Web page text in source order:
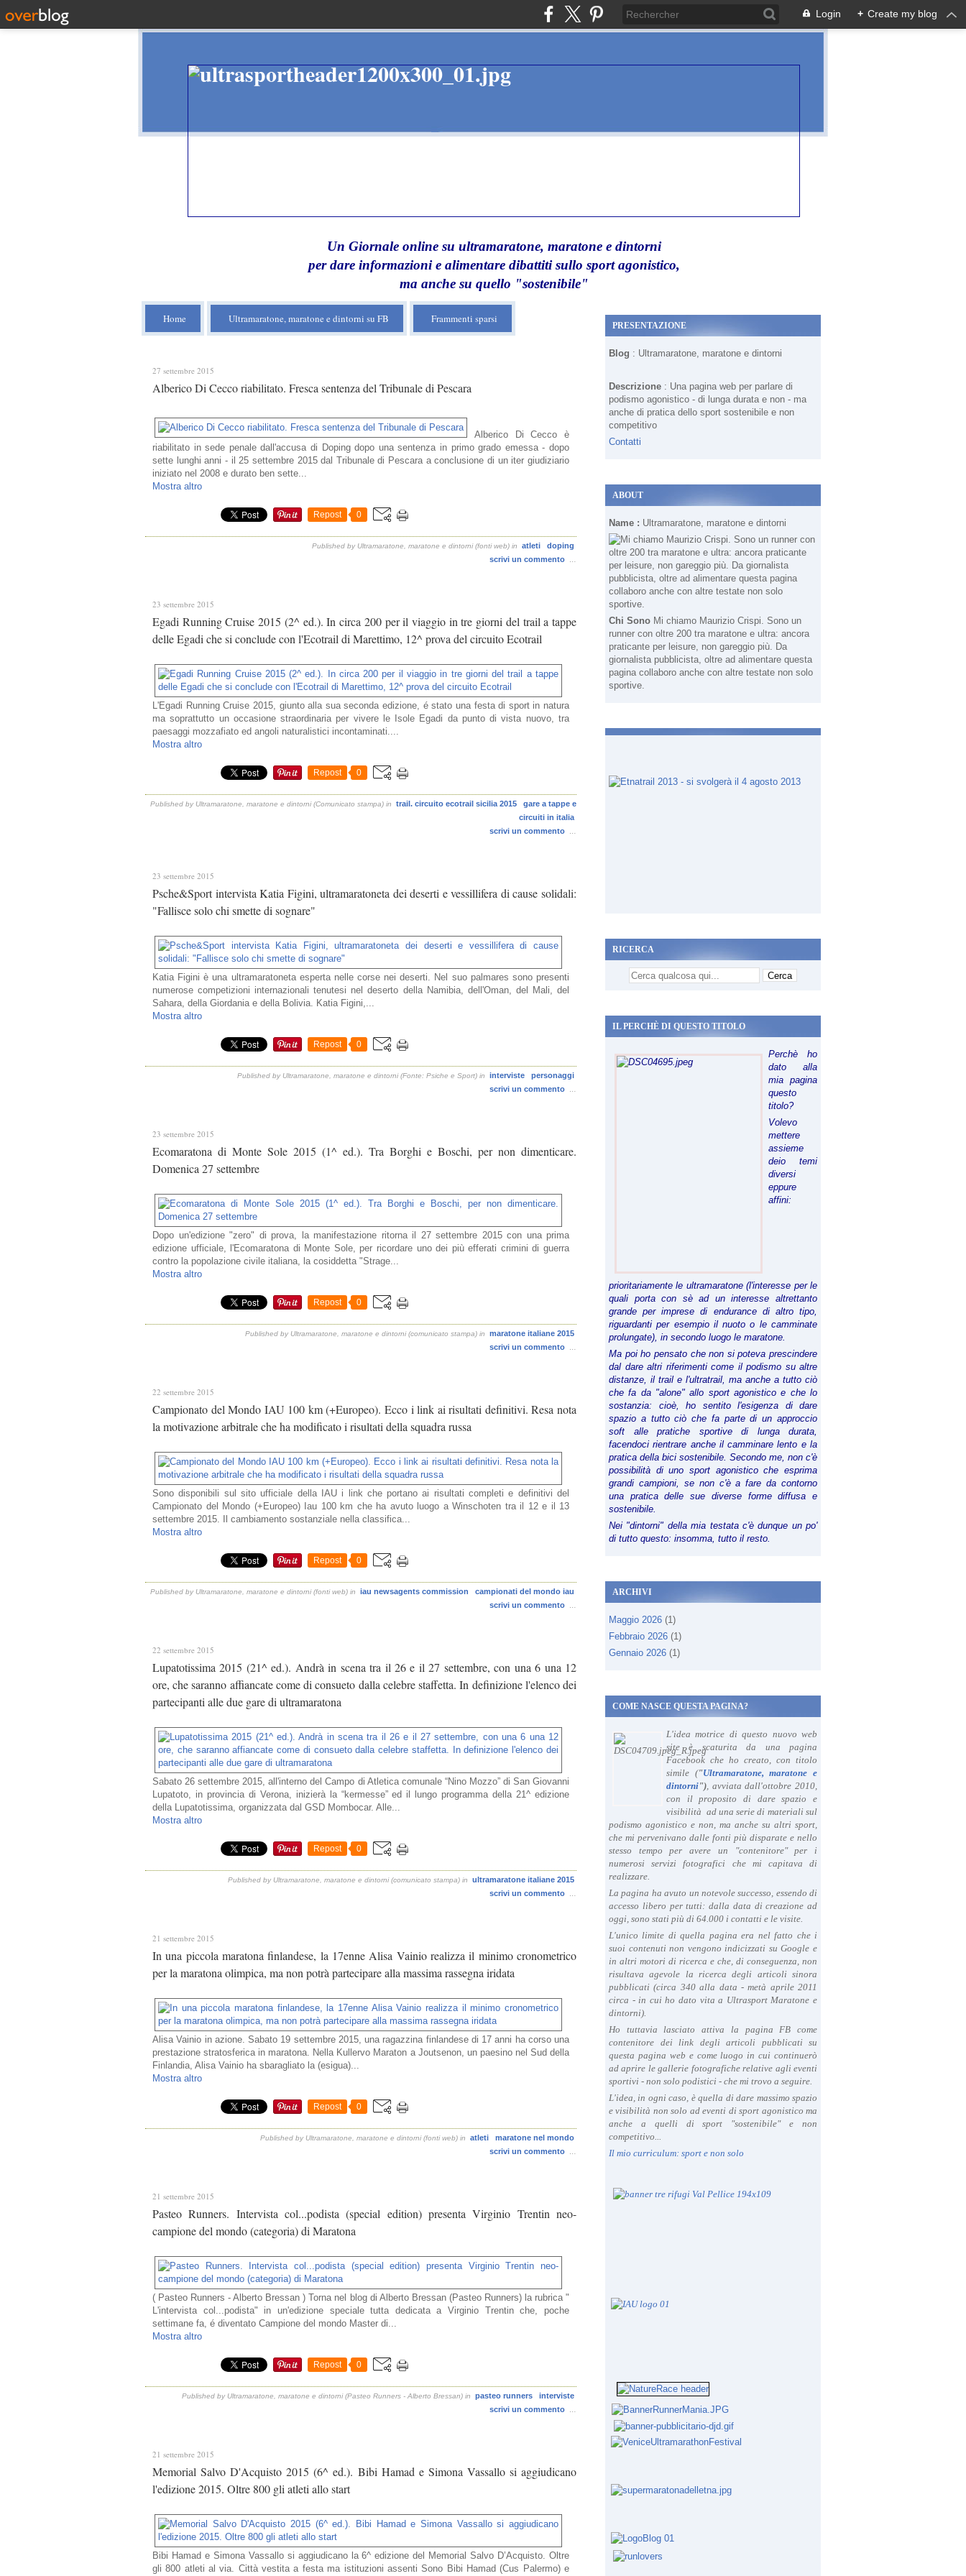
Login + Create my blog
Un Giornale online su ultramaratone, maratone e dintorni
per dare informazioni e alimentare dibattiti sullo sport agonistico,
ma anche su quello "sostenibile"
Home Ultramaratone, maratone e dintorni su FB Frammenti sparsi
27 settembre 2015
Alberico Di Cecco riabilitato. Fresca sentenza del Tribunale di Pescara
Alberico Di Cecco è
riabilitato in sede penale dall'accusa di Doping dopo una sentenza in primo grado emessa - dopo
sette lunghi anni - il 25 settembre 2015 dal Tribunale di Pescara a conclusione di un iter giudiziario
iniziato nel 2008 e durato ben sette...
Mostra altro
Repost 0
Published by Ultramaratone, maratone e dintorni (fonti web) in atleti
doping
scrivi un commento
23 settembre 2015
Egadi Running Cruise 2015 (2^ ed.). In circa 200 per il viaggio in tre giorni del trail a tappe
delle Egadi che si conclude con l'Ecotrail di Marettimo, 12^ prova del circuito Ecotrail
L'Egadi Running Cruise 2015, giunto alla sua seconda edizione, é stato una festa di sport in natura
ma soprattutto un occasione straordinaria per vivere le Isole Egadi da punto di vista nuovo, tra
paesaggi mozzafiato ed angoli naturalistici incontaminati....
Mostra altro
Repost 0
Published by Ultramaratone, maratone e dintorni (Comunicato stampa) in trail. circuito ecotrail sicilia 2015
gare a tappe e
circuiti in italia
scrivi un commento
23 settembre 2015
Psche&Sport intervista Katia Figini, ultramaratoneta dei deserti e vessillifera di cause solidali:
"Fallisce solo chi smette di sognare"
Katia Figini è una ultramaratoneta esperta nelle corse nei deserti. Nel suo palmares sono presenti
numerose competizioni internazionali tenutesi nel deserto della Namibia, dell'Oman, del Mali, del
Sahara, della Giordania e della Bolivia. Katia Figini,...
Mostra altro
Repost 0
Published by Ultramaratone, maratone e dintorni (Fonte: Psiche e Sport) in interviste
personaggi
scrivi un commento
23 settembre 2015
Ecomaratona di Monte Sole 2015 (1^ ed.). Tra Borghi e Boschi, per non dimenticare.
Domenica 27 settembre
Dopo un'edizione "zero" di prova, la manifestazione ritorna il 27 settembre 2015 con una prima
edizione ufficiale, l'Ecomaratona di Monte Sole, per ricordare uno dei più efferati crimini di guerra
contro la popolazione civile italiana, la cosiddetta "Strage...
Mostra altro
Repost 0
Published by Ultramaratone, maratone e dintorni (comunicato stampa) in
maratone italiane 2015
scrivi un commento
22 settembre 2015
Campionato del Mondo IAU 100 km (+Europeo). Ecco i link ai risultati definitivi. Resa nota
la motivazione arbitrale che ha modificato i risultati della squadra russa
Sono disponibili sul sito ufficiale della IAU i link che portano ai risultati completi e definitivi del
Campionato del Mondo (+Europeo) Iau 100 km che ha avuto luogo a Winschoten tra il 12 e il 13
settembre 2015. Il cambiamento sostanziale nella classifica...
Mostra altro
Repost 0
Published by Ultramaratone, maratone e dintorni (fonti web) in iau newsagents commission
campionati del mondo iau
scrivi un commento
22 settembre 2015
Lupatotissima 2015 (21^ ed.). Andrà in scena tra il 26 e il 27 settembre, con una 6 una 12
ore, che saranno affiancate come di consueto dalla celebre staffetta. In definizione l'elenco dei
partecipanti alle due gare di ultramaratona
Sabato 26 settembre 2015, all'interno del Campo di Atletica comunale “Nino Mozzo” di San Giovanni
Lupatoto, in provincia di Verona, inizierà la “kermesse” ed il lungo programma della 21^ edizione
della Lupatotissima, organizzata dal GSD Mombocar. Alle...
Mostra altro
Repost 0
Published by Ultramaratone, maratone e dintorni (comunicato stampa) in
ultramaratone italiane 2015
scrivi un commento
21 settembre 2015
In una piccola maratona finlandese, la 17enne Alisa Vainio realizza il minimo cronometrico
per la maratona olimpica, ma non potrà partecipare alla massima rassegna iridata
Alisa Vainio in azione. Sabato 19 settembre 2015, una ragazzina finlandese di 17 anni ha corso una
prestazione stratosferica in maratona. Nella Kullervo Maraton a Joutsenon, un paesino nel Sud della
Finlandia, Alisa Vainio ha sbaragliato la (esigua)...
Mostra altro
Repost 0
Published by Ultramaratone, maratone e dintorni (fonti web) in atleti
maratone nel mondo
scrivi un commento
21 settembre 2015
Pasteo Runners. Intervista col...podista (special edition) presenta Virginio Trentin neo-
campione del mondo (categoria) di Maratona
( Pasteo Runners - Alberto Bressan ) Torna nel blog di Alberto Bressan (Pasteo Runners) la rubrica "
L'intervista col...podista" in un'edizione speciale tutta dedicata a Virginio Trentin che, poche
settimane fa, é diventato Campione del mondo Master di...
Mostra altro
Repost 0
Published by Ultramaratone, maratone e dintorni (Pasteo Runners - Alberto Bressan) in pasteo runners
interviste
scrivi un commento
21 settembre 2015
Memorial Salvo D'Acquisto 2015 (6^ ed.). Bibi Hamad e Simona Vassallo si aggiudicano
l'edizione 2015. Oltre 800 gli atleti allo start
Bibi Hamad e Simona Vassallo si aggiudicano la 6^ edizione del Memorial Salvo D’Acquisto. Oltre
gli 800 atleti al via. Città vestita a festa ma istituzioni assenti Sono Bibi Hamad (Cus Palermo) e
PRESENTAZIONE
Blog : Ultramaratone, maratone e dintorni
Descrizione : Una pagina web per parlare di
podismo agonistico - di lunga durata e non - ma
anche di pratica dello sport sostenibile e non
competitivo
Contatti
ABOUT
Name : Ultramaratone, maratone e dintorni
Chi Sono Mi chiamo Maurizio Crispi. Sono un
runner con oltre 200 tra maratone e ultra: ancora
praticante per leisure, non gareggio più. Da
giornalista pubblicista, oltre ad alimentare questa
pagina collaboro anche con altre testate non solo
sportive.
RICERCA
IL PERCHÈ DI QUESTO TITOLO
Perchè ho
dato alla
mia pagina
questo
titolo?
Volevo
mettere
assieme
deio temi
diversi
eppure
affini:
prioritariamente le ultramaratone (l'interesse per le
quali porta con sè ad un interesse altrettanto
grande per imprese di endurance di altro tipo,
riguardanti per esempio il nuoto o le camminate
prolungate), in secondo luogo le maratone.
Ma poi ho pensato che non si poteva prescindere
dal dare altri riferimenti come il podismo su altre
distanze, il trail e l'ultratrail, ma anche a tutto ciò
che fa da "alone" allo sport agonistico e che lo
sostanzia: cioè, ho sentito l'esigenza di dare
spazio a tutto ciò che fa parte di un approccio
soft alle pratiche sportive di lunga durata,
facendoci rientrare anche il camminare lento e la
pratica della bici sostenibile. Secondo me, non c'è
possibilità di uno sport agonistico che esprima
grandi campioni, se non c'è a fare da contorno
una pratica delle sue diverse forme diffusa e
sostenibile.
Nei "dintorni" della mia testata c'è dunque un po'
di tutto questo: insomma, tutto il resto.
ARCHIVI
Maggio 2026 (1)
Febbraio 2026 (1)
Gennaio 2026 (1)
COME NASCE QUESTA PAGINA?
L'idea motrice di questo nuovo web
site è scaturita da una pagina
Facebook che ho creato, con titolo
simile ("Ultramaratone, maratone e
dintorni"), avviata dall'ottobre 2010,
con il proposito di dare spazio e
visibilità ad una serie di materiali sul
podismo agonistico e non, ma anche su altri sport,
che mi pervenivano dalle fonti più disparate e nello
stesso tempo per avere un "contenitore" per i
numerosi servizi fotografici che mi capitava di
realizzare.
La pagina ha avuto un notevole successo, essendo di
accesso libero per tutti: dalla data di creazione ad
oggi, sono stati più di 64.000 i contatti e le visite.
L'unico limite di quella pagina era nel fatto che i
suoi contenuti non vengono indicizzati su Google e
in altri motori di ricerca e che, di conseguenza, non
risultava agevole la ricerca degli articoli sinora
pubblicati (circa 340 alla data - metà aprile 2011
circa - in cui ho dato vita a Ultrasport Maratone e
dintorni).
Ho tuttavia lasciato attiva la pagina FB come
contenitore dei link degli articoli pubblicati su
questa pagina web e come luogo in cui continuerò
ad aprire le gallerie fotografiche relative agli eventi
sportivi - non solo podistici - che mi trovo a seguire.
L'idea, in ogni caso, è quella di dare massimo spazio
e visibilità non solo ad eventi di sport agonistico ma
anche a quelli di sport "sostenibile" e non
competitivo...
Il mio curriculum: sport e non solo